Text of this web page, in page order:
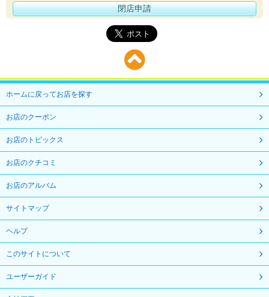
閉店申請
ホームに戻ってお店を探す
お店のクーポン
お店のトピックス
お店のクチコミ
お店のアルバム
サイトマップ
ヘルプ
このサイトについて
ユーザーガイド